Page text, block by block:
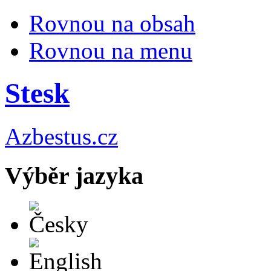
Rovnou na obsah
Rovnou na menu
Stesk
Azbestus.cz
Výběr jazyka